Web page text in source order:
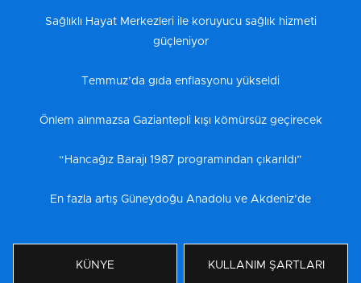
Sağlıklı Hayat Merkezleri ile koruyucu sağlık hizmeti
güçleniyor
Temmuz’da gıda enflasyonu yükseldi
Önlem alınmazsa Gaziantepli kışı kömürsüz geçirecek
“Hancağız Barajı 1987 programından çıkarıldı”
En fazla artış Güneydoğu Anadolu ve Akdeniz’de
KÜNYE KULLANIM ŞARTLARI